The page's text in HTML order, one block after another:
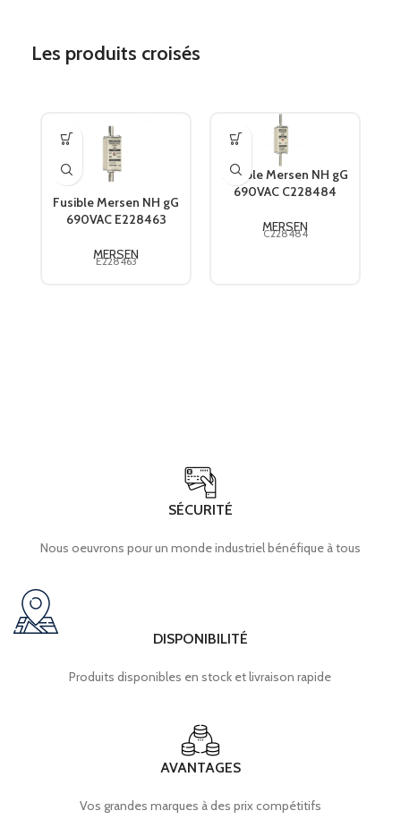
Les produits croisés
Fusible Mersen NH gG
690VAC E228463
MERSEN
E228463
Fusible Mersen NH gG
690VAC C228484
MERSEN
C228484
SÉCURITÉ
Nous oeuvrons pour un monde industriel bénéfique à tous
DISPONIBILITÉ
Produits disponibles en stock et livraison rapide
AVANTAGES
Vos grandes marques à des prix compétitifs